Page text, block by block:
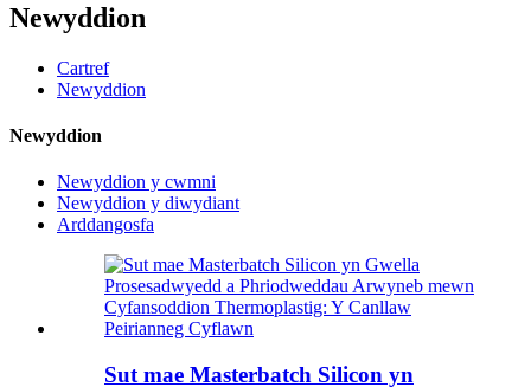
Newyddion
Cartref
Newyddion
Newyddion
Newyddion y cwmni
Newyddion y diwydiant
Arddangosfa
Sut mae Masterbatch Silicon yn